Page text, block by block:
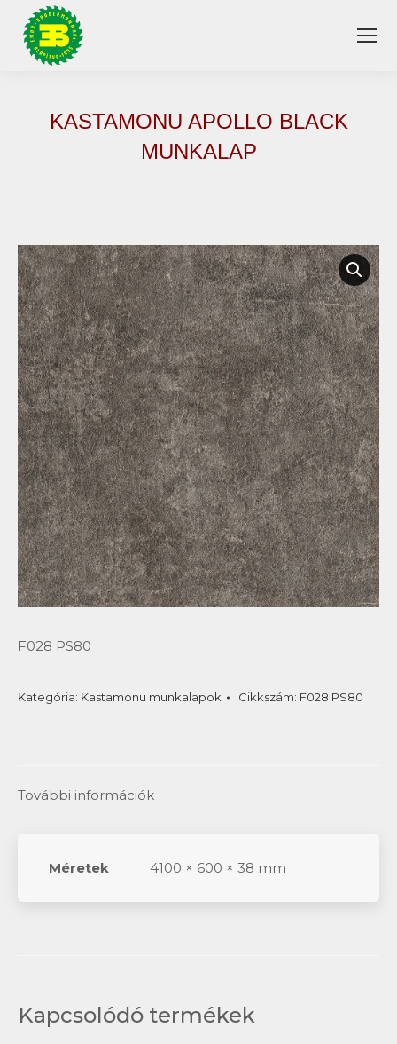
KASTAMONU APOLLO BLACK
MUNKALAP
F028 PS80
Kategória: Kastamonu munkalapok Cikkszám: F028 PS80
További információk
Méretek 4100 × 600 × 38 mm
Kapcsolódó termékek